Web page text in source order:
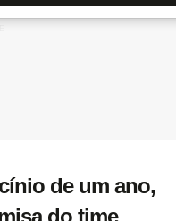
de um ano,
do time